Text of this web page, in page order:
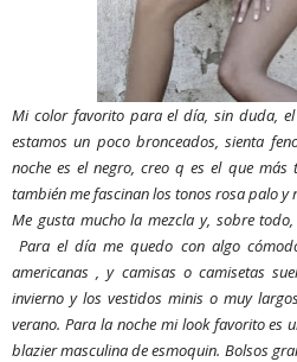
Mi color favorito para el día, sin duda,
estamos un poco bronceados, sienta
noche es el negro, creo q es el que
también me fascinan los tonos rosa palo y
Me gusta mucho la mezcla y, sobre
Para el día me quedo con algo
americanas , y camisas o camisetas
invierno y los vestidos minis o muy
verano. Para la noche mi look favorito es
blazier masculina de esmoquin. Bolsos